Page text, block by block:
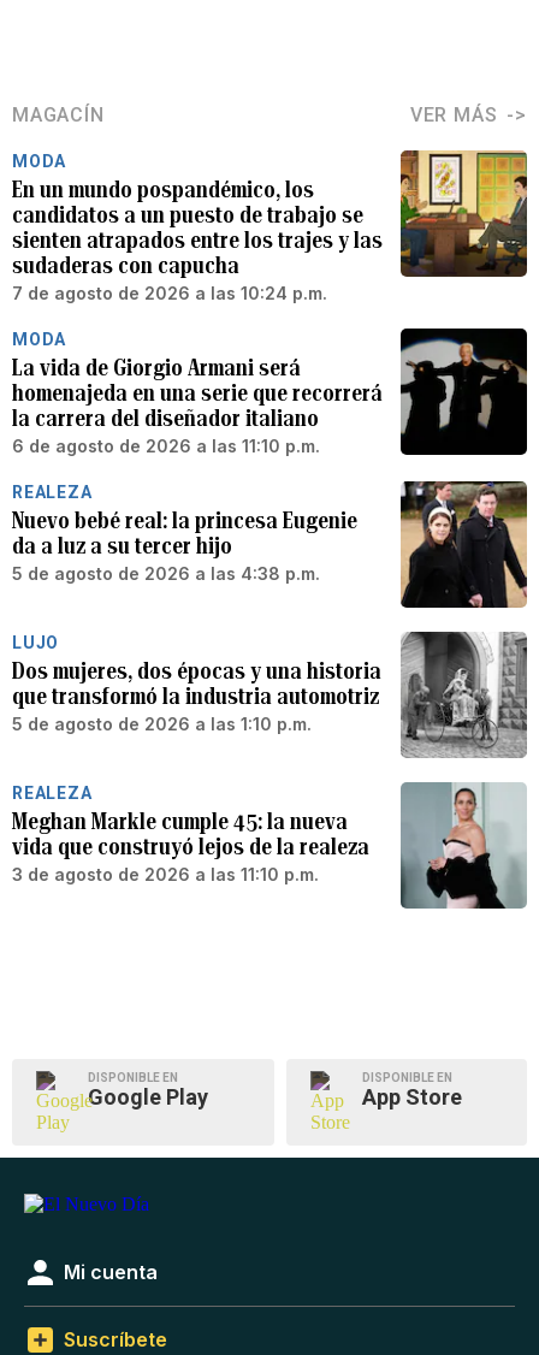
MAGACÍN VER MÁS
MODA
En un mundo pospandémico, los
candidatos a un puesto de trabajo se
sienten atrapados entre los trajes y las
sudaderas con capucha
7 de agosto de 2026 a las 10:24 p.m.
MODA
La vida de Giorgio Armani será
homenajeda en una serie que recorrerá
la carrera del diseñador italiano
6 de agosto de 2026 a las 11:10 p.m.
REALEZA
Nuevo bebé real: la princesa Eugenie
da a luz a su tercer hijo
5 de agosto de 2026 a las 4:38 p.m.
LUJO
Dos mujeres, dos épocas y una historia
que transformó la industria automotriz
5 de agosto de 2026 a las 1:10 p.m.
REALEZA
Meghan Markle cumple 45: la nueva
vida que construyó lejos de la realeza
3 de agosto de 2026 a las 11:10 p.m.
DISPONIBLE EN
Google Play
DISPONIBLE EN
App Store
Mi cuenta
Suscríbete